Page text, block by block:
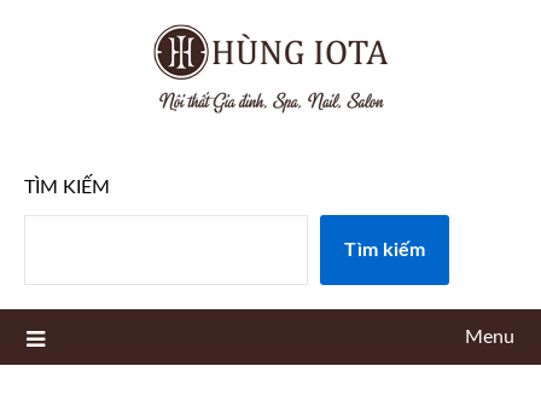
TÌM KIẾM
Tìm kiếm
Menu